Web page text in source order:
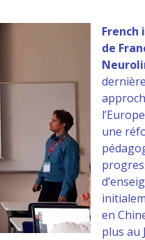
French
de
une
en
plus au